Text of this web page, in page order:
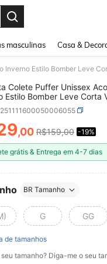
masculinas Casa &
Colete Puffer Unissex
Estilo Bomber Leve Corta
AND
,00 R$159,00 -19%
grátis & Entrega em 4-7 dias
BR Tamanho
G GG
de tamanhos
seu tamanho? Diga-me o seu